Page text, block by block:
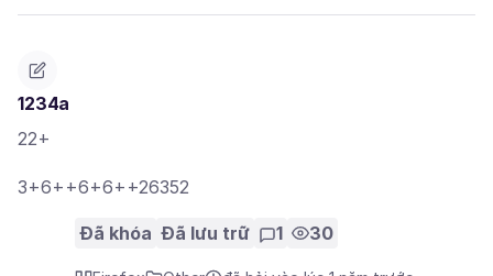
1234a
22+
3+6++6+6++26352
Đã khóa Đã lưu trữ 1 30